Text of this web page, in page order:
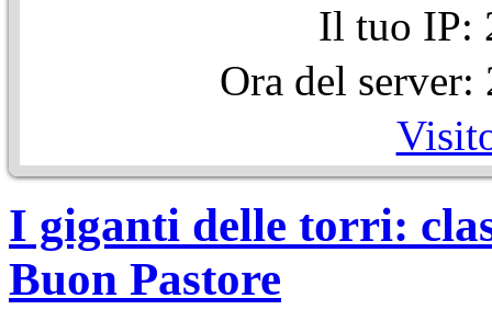
Il tuo IP:
Ora del
I giganti delle torri:
Buon Pastore